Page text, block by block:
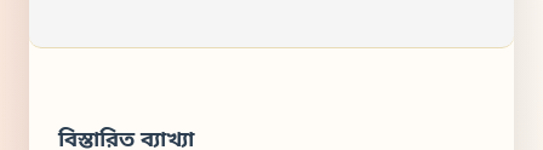
বিস্তারিত ব্যাখ্যা